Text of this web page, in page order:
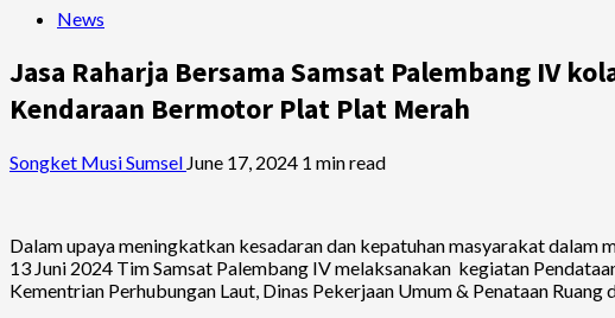
News
Jasa Raharja Bersama Samsat Palembang IV
Kendaraan Bermotor Plat Plat Merah
Songket Musi Sumsel June 17, 2024 1 min read
Dalam upaya meningkatkan kesadaran dan kepatuhan masyarakat dalam
13 Juni 2024 Tim Samsat Palembang IV melaksanakan kegiatan
Kementrian Perhubungan Laut, Dinas Pekerjaan Umum & Penataan Ruang